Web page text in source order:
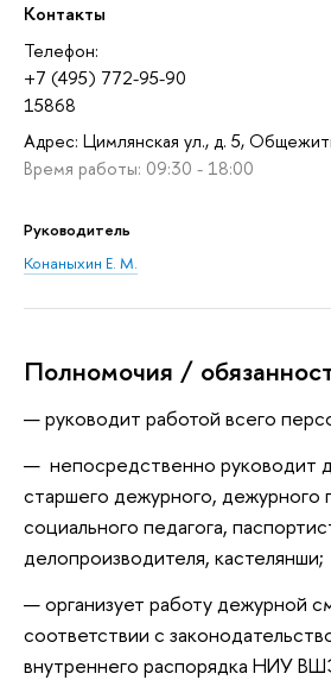
Контакты
Телефон:
+7 (495) 772-95-90
15868
Адрес: Цимлянская ул., д. 5,
Время работы: 09:30 - 18:00
Руководитель
Конаныхин Е. М.
Полномочия /
руководит работой всего
непосредственно руководит
старшего дежурного,
социального педагога,
делопроизводителя, кастелянши;
организует работу дежурной
соответствии с
внутреннего распорядка НИУ